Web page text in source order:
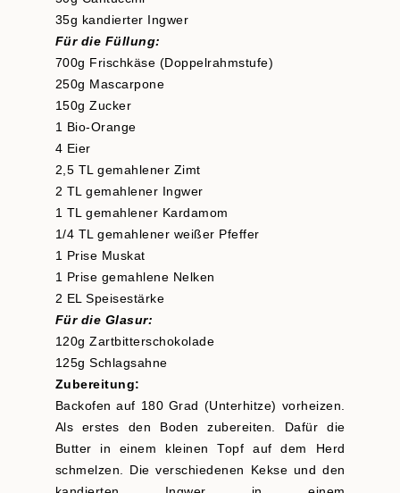
35g kandierter Ingwer
Für die Füllung:
700g Frischkäse (Doppelrahmstufe)
250g Mascarpone
150g Zucker
1 Bio-Orange
4 Eier
2,5 TL gemahlener Zimt
2 TL gemahlener Ingwer
1 TL gemahlener Kardamom
1/4 TL gemahlener weißer Pfeffer
1 Prise Muskat
1 Prise gemahlene Nelken
2 EL Speisestärke
Für die Glasur:
120g Zartbitterschokolade
125g Schlagsahne
Zubereitung:
Backofen auf 180 Grad (Unterhitze) vorheizen.
Als erstes den Boden zubereiten. Dafür die
Butter in einem kleinen Topf auf dem Herd
schmelzen. Die verschiedenen Kekse und den